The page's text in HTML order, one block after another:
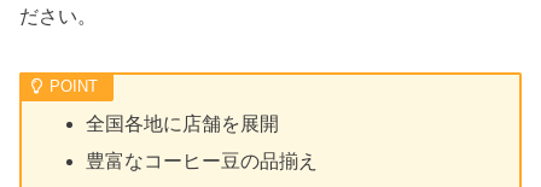
ださい。
全国各地に店舗を展開
豊富なコーヒー豆の品揃え